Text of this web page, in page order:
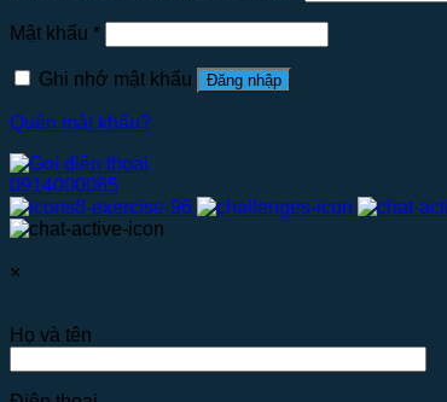
Mật khẩu *
Ghi nhớ mật khẩu Đăng nhập
Quên mật khẩu?
0914000065
×
Họ và tên